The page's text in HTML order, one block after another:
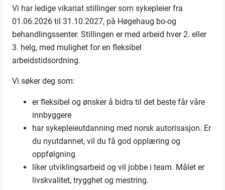
Vi har ledige vikariat stillinger som sykepleier fra
01.06.2026 til 31.10.2027, på Høgehaug bo-og
behandlingssenter. Stillingen er med arbeid hver 2. eller
3. helg, med mulighet for en fleksibel
arbeidstidsordning.
Vi søker deg som:
er fleksibel og ønsker å bidra til det beste får våre
innbyggere
har sykepleieutdanning med norsk autorisasjon. Er
du nyutdannet, vil du få god opplæring og
oppfølgning
liker utviklingsarbeid og vil jobbe i team. Målet er
livskvalitet, trygghet og mestring.